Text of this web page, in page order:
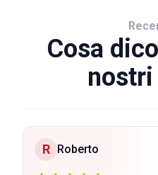
Cosa
R Roberto